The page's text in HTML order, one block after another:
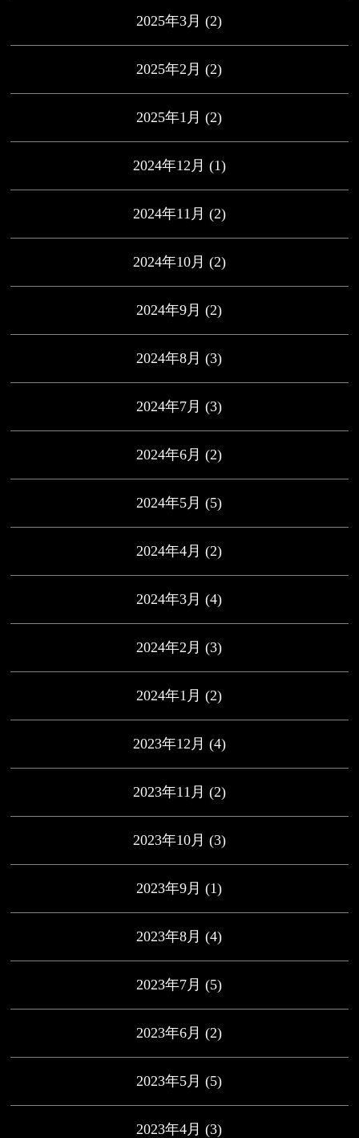
2025年3月 (2)
2025年2月 (2)
2025年1月 (2)
2024年12月 (1)
2024年11月 (2)
2024年10月 (2)
2024年9月 (2)
2024年8月 (3)
2024年7月 (3)
2024年6月 (2)
2024年5月 (5)
2024年4月 (2)
2024年3月 (4)
2024年2月 (3)
2024年1月 (2)
2023年12月 (4)
2023年11月 (2)
2023年10月 (3)
2023年9月 (1)
2023年8月 (4)
2023年7月 (5)
2023年6月 (2)
2023年5月 (5)
2023年4月 (3)